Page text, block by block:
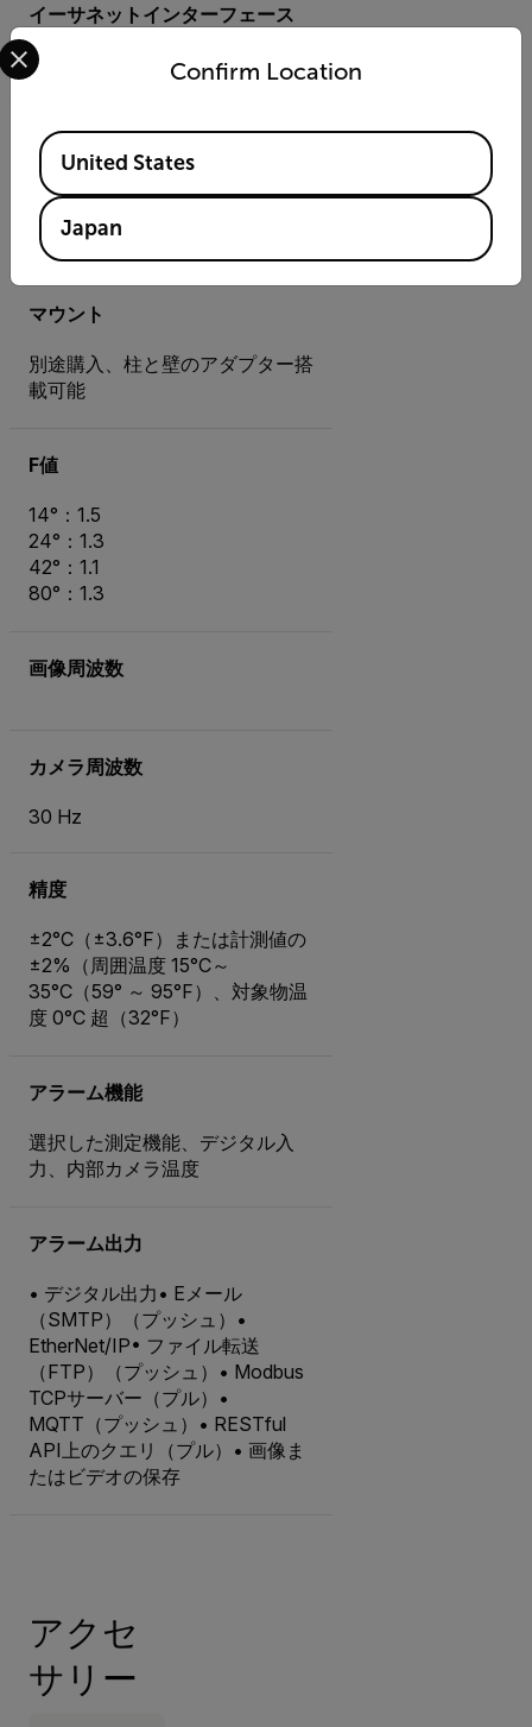
イーサネットインターフェース
有線
ETSI|EMC
EN50130-4、EN61000-6-3、
EN55022 クラスB、FCC パー
ト。15 クラスB
マウント
別途購入、柱と壁のアダプター搭
載可能
F値
14°：1.5
24°：1.3
42°：1.1
80°：1.3
画像周波数
カメラ周波数
30 Hz
精度
±2°C（±3.6°F）または計測値の
±2%（周囲温度 15°C～
35°C（59° ～ 95°F）、対象物温
度 0°C 超（32°F）
アラーム機能
選択した測定機能、デジタル入
力、内部カメラ温度
アラーム出力
• デジタル出力• Eメール
（SMTP）（プッシュ）•
EtherNet/IP• ファイル転送
（FTP）（プッシュ）• Modbus
TCPサーバー（プル）•
MQTT（プッシュ）• RESTful
API上のクエリ（プル）• 画像ま
たはビデオの保存
アクセ
サリー
Confirm Location
Select your preferred country and language from the
Available Locations
United States
Japan